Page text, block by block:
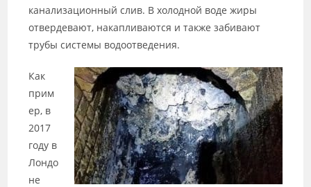
канализационный слив. В холодной воде жиры
отвердевают, накапливаются и также забивают
трубы системы водоотведения.
Как
прим
ер, в
2017
году в
Лондо
не